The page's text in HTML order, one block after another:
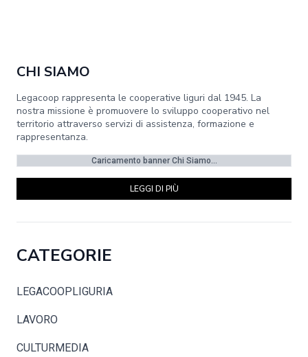
CHI SIAMO
Legacoop rappresenta le cooperative liguri dal 1945. La
nostra missione è promuovere lo sviluppo cooperativo nel
territorio attraverso servizi di assistenza, formazione e
rappresentanza.
Caricamento banner Chi Siamo...
LEGGI DI PIÙ
CATEGORIE
LEGACOOPLIGURIA
LAVORO
CULTURMEDIA